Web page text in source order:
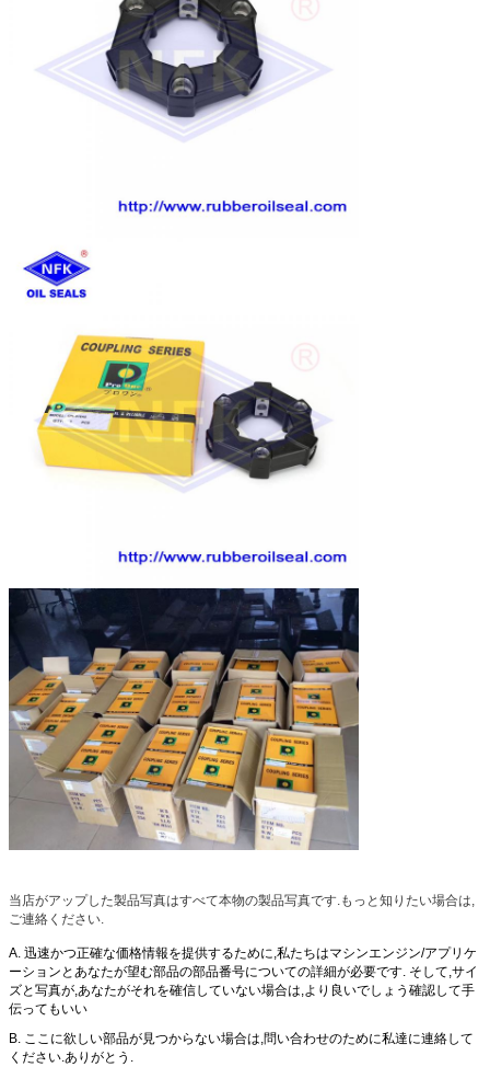
当店がアップした製品写真はすべて本物の製品写真です.もっと知りたい場合は,
ご連絡ください.
A. 迅速かつ正確な価格情報を提供するために,私たちはマシンエンジン/アプリケ
ーションとあなたが望む部品の部品番号についての詳細が必要です. そして,サイ
ズと写真が,あなたがそれを確信していない場合は,より良いでしょう確認して手
伝ってもいい
B. ここに欲しい部品が見つからない場合は,問い合わせのために私達に連絡して
ください.ありがとう.